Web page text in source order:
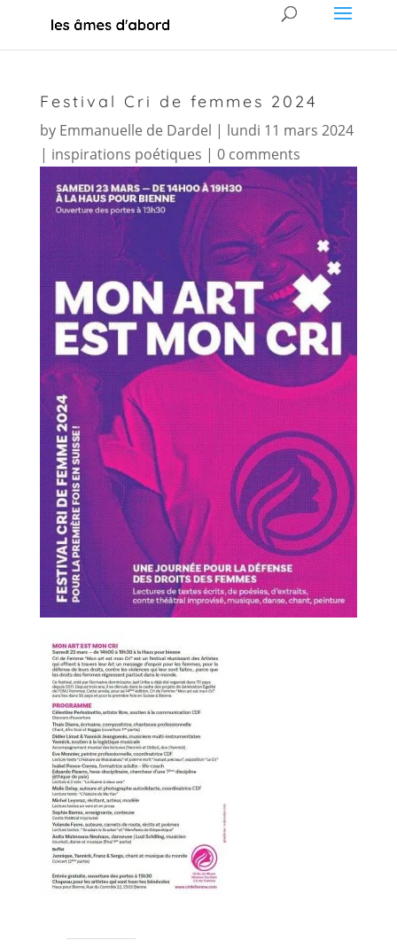
Festival Cri de femmes 2024
by Emmanuelle de Dardel | lundi 11 mars 2024
| inspirations poétiques | 0 comments